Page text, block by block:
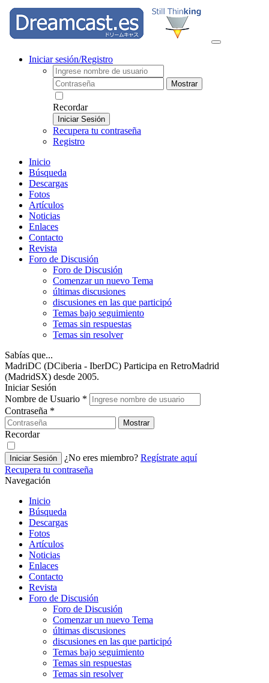
Iniciar sesión/Registro
Mostrar
Recordar
Iniciar Sesión
Recupera tu contraseña
Registro
Inicio
Búsqueda
Descargas
Fotos
Artículos
Noticias
Enlaces
Contacto
Revista
Foro de Discusión
Foro de Discusión
Comenzar un nuevo Tema
últimas discusiones
discusiones en las que participó
Temas bajo seguimiento
Temas sin respuestas
Temas sin resolver
Sabías que...
MadriDC (DCiberia - IberDC) Participa en RetroMadrid
(MadridSX) desde 2005.
Iniciar Sesión
Nombre de Usuario *
Contraseña *
Mostrar
Recordar
Iniciar Sesión ¿No eres miembro? Regístrate aquí
Recupera tu contraseña
Navegación
Inicio
Búsqueda
Descargas
Fotos
Artículos
Noticias
Enlaces
Contacto
Revista
Foro de Discusión
Foro de Discusión
Comenzar un nuevo Tema
últimas discusiones
discusiones en las que participó
Temas bajo seguimiento
Temas sin respuestas
Temas sin resolver